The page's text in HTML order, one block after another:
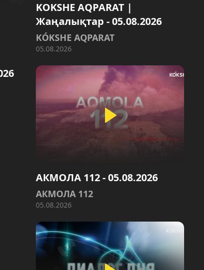
KOKSHE AQPARAT |
Жаңалықтар - 05.08.2026
KÓKSHE AQPARAT
05.08.2026
АКМОЛА 112 - 05.08.2026
АКМОЛА 112
05.08.2026